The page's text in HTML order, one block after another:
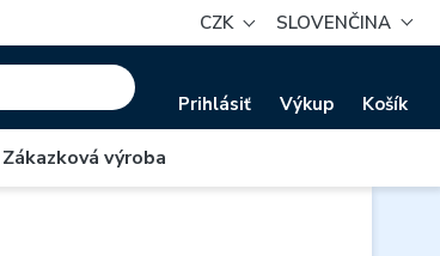
CZK SLOVENČINA
Prihlásiť Výkup Košík
Zákazková výroba